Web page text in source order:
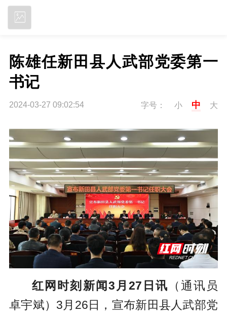
陈雄任新田县人武部党委第一
书记
2024-03-27 09:02:54 字号： 小 中 大
红网时刻新闻3月27日讯 （通讯员
卓宇斌）3月26日，宣布新田县人武部党